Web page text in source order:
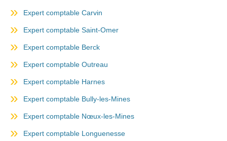
Expert comptable Carvin
Expert comptable Saint-Omer
Expert comptable Berck
Expert comptable Outreau
Expert comptable Harnes
Expert comptable Bully-les-Mines
Expert comptable Nœux-les-Mines
Expert comptable Longuenesse